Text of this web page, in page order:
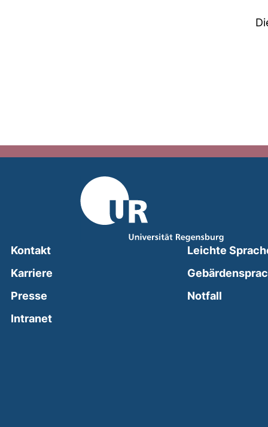
Kontakt
Karriere
Presse
Intranet(external link, opens in a new window)
Leichte
Notfall